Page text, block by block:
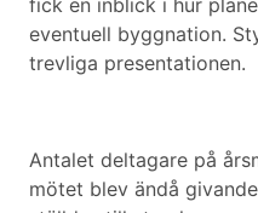
fick en inblick i hur
eventuell byggnation.
trevliga presentationen.
Antalet deltagare på
mötet blev ändå